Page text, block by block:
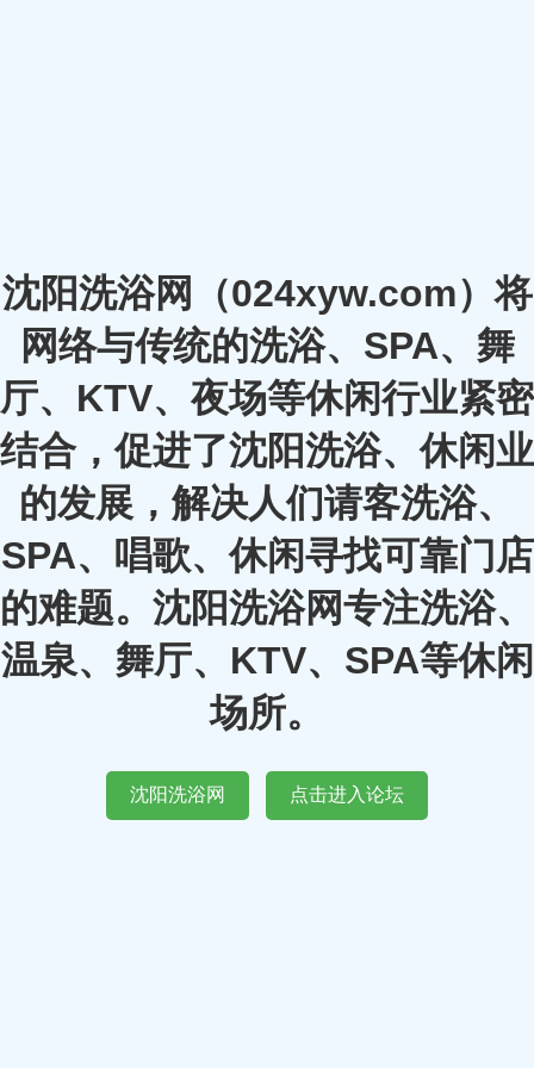
沈阳洗浴网（024xyw.com）将
网络与传统的洗浴、SPA、舞
厅、KTV、夜场等休闲行业紧密
结合，促进了沈阳洗浴、休闲业
的发展，解决人们请客洗浴、
SPA、唱歌、休闲寻找可靠门店
的难题。沈阳洗浴网专注洗浴、
温泉、舞厅、KTV、SPA等休闲
场所。
沈阳洗浴网 点击进入论坛